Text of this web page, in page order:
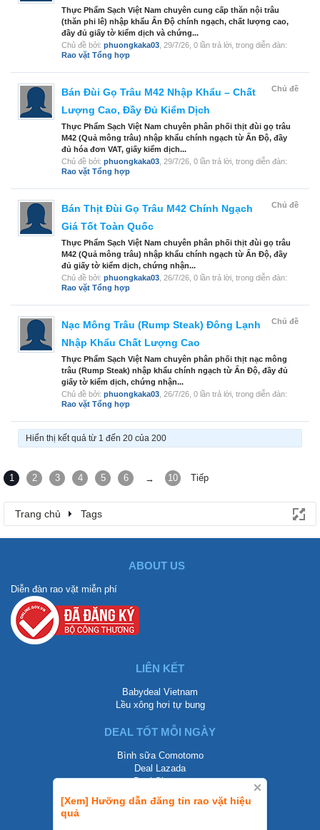
[Xem] Hưỡng dẫn đăng tin rao vặt hiệu
quả
Thực Phẩm Sạch Việt Nam chuyên cung cấp thăn nội trâu
(thăn phi lê) nhập khẩu Ấn Độ chính ngạch, chất lượng cao,
đầy đủ giấy tờ kiểm dịch và chứng...
Chủ đề bởi: phuongkaka03 29/7/26 , 0 lần trả lời, trong diễn đàn:
Rao vặt Tổng hợp
Chủ đề
Bán Đùi Gọ Trâu M42 Nhập Khẩu – Chất
Lượng Cao, Đầy Đủ Kiểm Dịch
Thực Phẩm Sạch Việt Nam chuyên phân phối thịt đùi gọ trâu
M42 (Quả mông trâu) nhập khẩu chính ngạch từ Ấn Độ, đầy
đủ hóa đơn VAT, giấy kiểm dịch...
Chủ đề bởi: phuongkaka03 29/7/26 , 0 lần trả lời, trong diễn đàn:
Rao vặt Tổng hợp
Chủ đề
Bán Thịt Đùi Gọ Trâu M42 Chính Ngạch
Giá Tốt Toàn Quốc
Thực Phẩm Sạch Việt Nam chuyên phân phối thịt đùi gọ trâu
M42 (Quả mông trâu) nhập khẩu chính ngạch từ Ấn Độ, đầy
đủ giấy tờ kiểm dịch, chứng nhận...
Chủ đề bởi: phuongkaka03 26/7/26 , 0 lần trả lời, trong diễn đàn:
Rao vặt Tổng hợp
Chủ đề
Nạc Mông Trâu (Rump Steak) Đông Lạnh
Nhập Khẩu Chất Lượng Cao
Thực Phẩm Sạch Việt Nam chuyên phân phối thịt nạc mông
trâu (Rump Steak) nhập khẩu chính ngạch từ Ấn Độ, đầy đủ
giấy tờ kiểm dịch, chứng nhận...
Chủ đề bởi: phuongkaka03 26/7/26 , 0 lần trả lời, trong diễn đàn:
Rao vặt Tổng hợp
Hiển thị kết quả từ 1 đến 20 của 200
1 2 3 4 5 6 → 10 Tiếp
Trang chủ Tags
ABOUT US
Diễn đàn rao vặt miễn phí
LIÊN KẾT
Babydeal Vietnam
Lều xông hơi tự bung
DEAL TỐT MỖI NGÀY
Bình sữa Comotomo
Deal Lazada
Deal Shopee
LIÊN HỆ